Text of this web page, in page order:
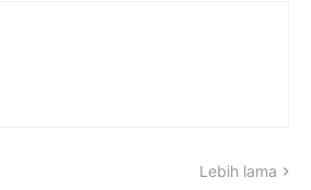
Lebih lama